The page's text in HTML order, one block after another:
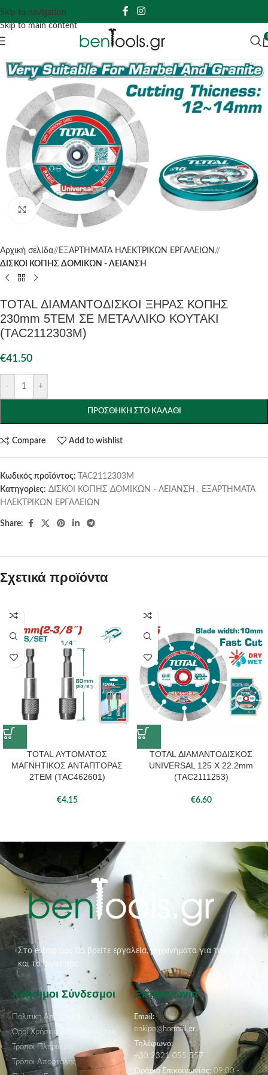
Skip to navigation
Skip to main content
Click to enlarge
Αρχική σελίδα/ ΕΞΑΡΤΗΜΑΤΑ ΗΛΕΚΤΡΙΚΩΝ ΕΡΓΑΛΕΙΩΝ /
ΔΙΣΚΟΙ ΚΟΠΗΣ ΔΟΜΙΚΩΝ - ΛΕΙΑΝΣΗ
TOTAL ΔΙΑΜΑΝΤΟΔΙΣΚΟΙ ΞΗΡΑΣ ΚΟΠΗΣ
230mm 5TEM ΣΕ ΜΕΤΑΛΛΙΚΟ ΚΟΥΤΑΚΙ
(TAC2112303M)
€41.50
- +
ΠΡΟΣΘΉΚΗ ΣΤΟ ΚΑΛΆΘΙ
Compare Add to wishlist
Κωδικός προϊόντος:
TAC2112303M
Κατηγορίες: ΔΙΣΚΟΙ ΚΟΠΗΣ ΔΟΜΙΚΩΝ - ΛΕΙΑΝΣΗ , ΕΞΑΡΤΗΜΑΤΑ
ΗΛΕΚΤΡΙΚΩΝ ΕΡΓΑΛΕΙΩΝ
Share:
Σχετικά προϊόντα
TOTAL ΑΥΤΟΜΑΤΟΣ
ΜΑΓΝΗΤΙΚΟΣ ΑΝΤΑΠΤΟΡΑΣ
2ΤΕΜ (TAC462601)
€4.15
TOTAL ΔΙΑΜΑΝΤΟΔΙΣΚΟΣ
UNIVERSAL 125 Χ 22.2mm
(TAC2111253)
€6.60
Στο eshop μας θα βρείτε εργαλεία, μηχανήματα για τον κήπο
και το σπίτι σας
Χρήσιμοι Σύνδεσμοι
Πολιτική Απορρήτου
Όροι Χρήσεις & Προϋποθέσεις
Τρόποι Πληρωμής
Τρόποι Αποστολής
Επικοινωνία
Email:
enkipo@hotmail.gr
Τηλέφωνο:
+30 2321 055 557
Ωράριο Επικοινωνίας: 09:00 -